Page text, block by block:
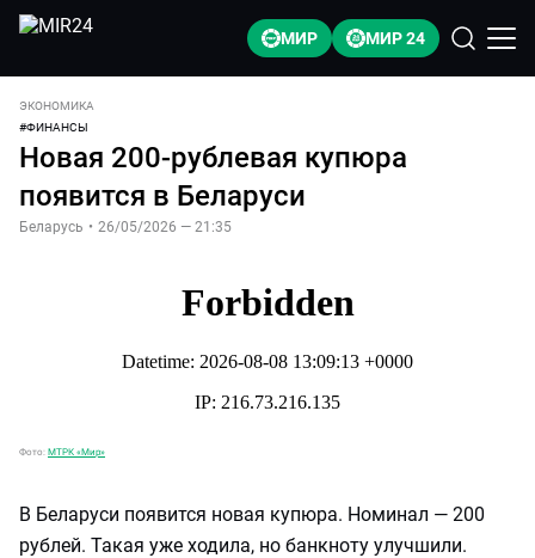
МИР МИР 24
ЭКОНОМИКА
#ФИНАНСЫ
Новая 200-рублевая купюра
появится в Беларуси
Беларусь • 26/05/2026 — 21:35
Фото: МТРК «Мир»
В Беларуси появится новая купюра. Номинал — 200
рублей. Такая уже ходила, но банкноту улучшили.